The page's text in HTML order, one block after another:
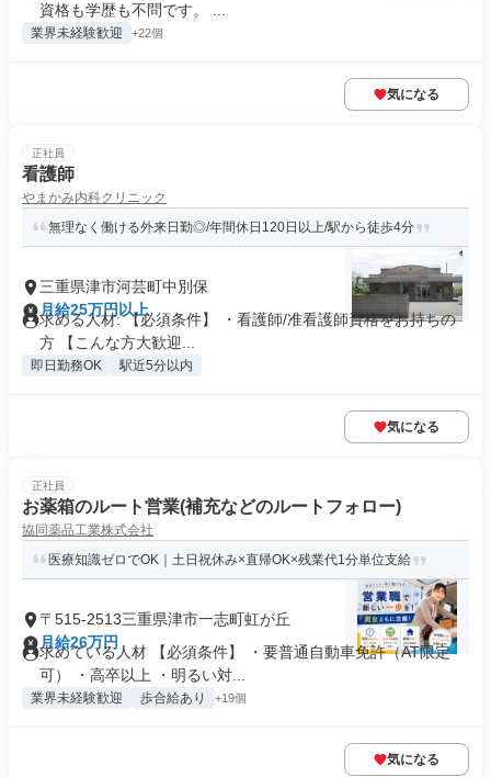
資格も学歴も不問です。 ...
業界未経験歓迎 +22個
気になる
正社員
看護師
やまかみ内科クリニック
無理なく働ける外来日勤◎/年間休日120日以上/駅から徒歩4分
三重県津市河芸町中別保
月給25万円以上
求める人材: 【必須条件】 ・看護師/准看護師資格をお持ちの
方 【こんな方大歓迎...
即日勤務OK 駅近5分以内
気になる
正社員
お薬箱のルート営業(補充などのルートフォロー)
協同薬品工業株式会社
医療知識ゼロでOK｜土日祝休み×直帰OK×残業代1分単位支給
〒515-2513三重県津市一志町虹が丘
月給26万円
求めている人材 【必須条件】 ・要普通自動車免許（AT限定
可） ・高卒以上 ・明るい対...
業界未経験歓迎 歩合給あり +19個
気になる